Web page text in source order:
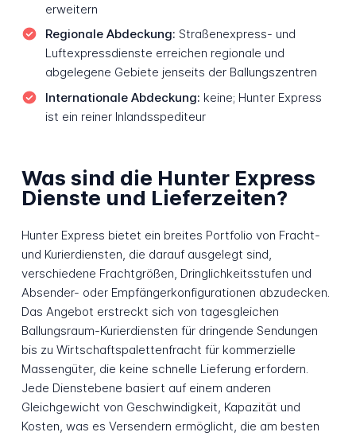
erweitern
Regionale Abdeckung: Straßenexpress- und
Luftexpressdienste erreichen regionale und
abgelegene Gebiete jenseits der Ballungszentren
Internationale Abdeckung: keine; Hunter Express
ist ein reiner Inlandsspediteur
Was sind die Hunter Express
Dienste und Lieferzeiten?
Hunter Express bietet ein breites Portfolio von Fracht-
und Kurierdiensten, die darauf ausgelegt sind,
verschiedene Frachtgrößen, Dringlichkeitsstufen und
Absender- oder Empfängerkonfigurationen abzudecken.
Das Angebot erstreckt sich von tagesgleichen
Ballungsraum-Kurierdiensten für dringende Sendungen
bis zu Wirtschaftspalettenfracht für kommerzielle
Massengüter, die keine schnelle Lieferung erfordern.
Jede Dienstebene basiert auf einem anderen
Gleichgewicht von Geschwindigkeit, Kapazität und
Kosten, was es Versendern ermöglicht, die am besten